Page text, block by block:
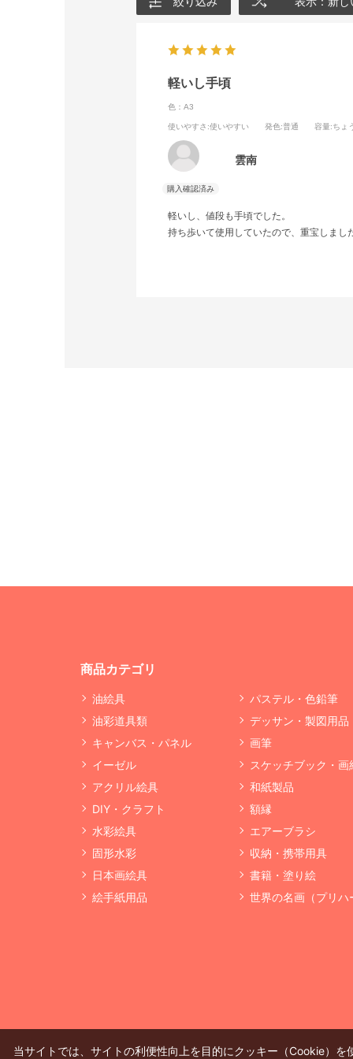
軽いし手頃
色：A3
使いやすさ :使いやすい 発色:普通 容量:ちょ
雲南
軽いし、値段も手頃でした。
持ち歩いて使用していたので、重宝しまし
商品カテゴリ
油絵具
油彩道具類
キャンバス・パネル
イーゼル
アクリル絵具
DIY・クラフト
水彩絵具
固形水彩
日本画絵具
絵手紙用品
パステル・色鉛筆
デッサン・製図用品
画筆
スケッチブック・画
和紙製品
額縁
エアーブラシ
収納・携帯用具
書籍・塗り絵
世界の名画（プリハ
当サイトでは、サイトの利便性向上を目的にクッキー（Cookie）